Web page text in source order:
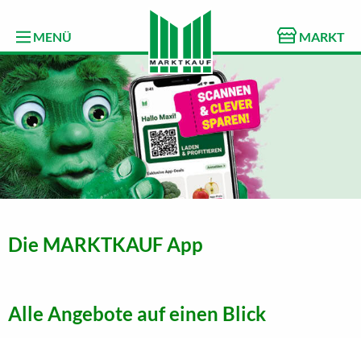
MENÜ MARKT
Die MARKTKAUF App
Alle Angebote auf einen Blick